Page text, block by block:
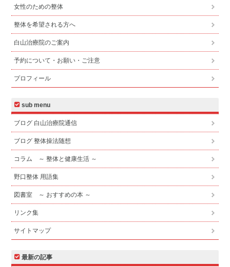
女性のための整体
整体を希望される方へ
白山治療院のご案内
予約について・お願い・ご注意
プロフィール
sub menu
ブログ 白山治療院通信
ブログ 整体操法随想
コラム ～ 整体と健康生活 ～
野口整体 用語集
図書室 ～ おすすめの本 ～
リンク集
サイトマップ
最新の記事